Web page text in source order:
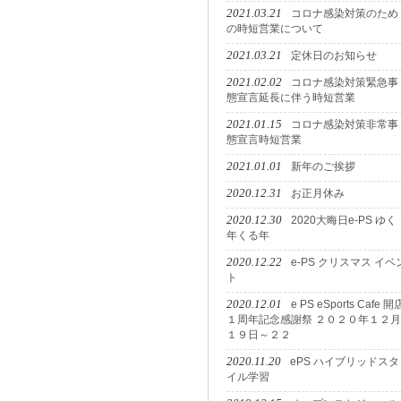
2021.03.21
コロナ感染対策のため
の時短営業について
2021.03.21 定休日のお知らせ
2021.02.02
コロナ感染対策緊急事
態宣言延長に伴う時短営業
2021.01.15
コロナ感染対策非常事
態宣言時短営業
2021.01.01 新年のご挨拶
2020.12.31 お正月休み
2020.12.30
2020大晦日e-PS ゆく
年くる年
2020.12.22
e-PS クリスマス イベ
ト
2020.12.01
e PS eSports Cafe 開
１周年記念感謝祭 ２０２０年１２月
１９日～２２
2020.11.20
ePS ハイブリッドスタ
イル学習